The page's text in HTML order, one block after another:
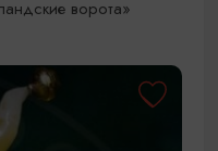
ворота»